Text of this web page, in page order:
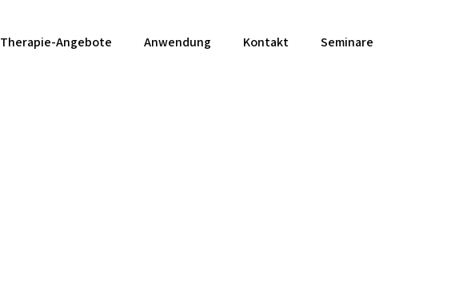
Therapie-Angebote Anwendung Kontakt Seminare